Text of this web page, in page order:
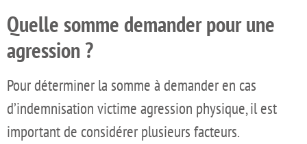
Quelle somme demander pour une
agression ?
Pour déterminer la somme à demander en cas
d’indemnisation victime agression physique, il est
important de considérer plusieurs facteurs.